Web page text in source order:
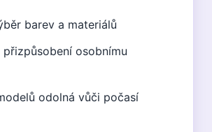
barev a materiálů
osobnímu
odolná vůči počasí